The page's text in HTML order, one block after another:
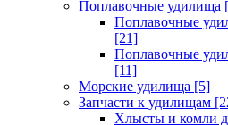
Поплавочные удилища
Поплавочные
[21]
Поплавочные
[11]
Морские удилища [5]
Запчасти к удилищам
Хлысты и комли